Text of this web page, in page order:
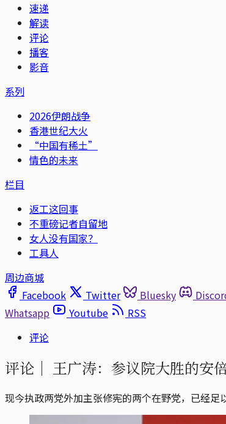
速递
解读
评论
播客
影音
系列
2026伊朗战争
香港世纪大火
“中国有稀土”
情色的未来
栏目
返工这回事
不重磅记者自留地
女人没有国家？
工具人
周边商城
Facebook
Twitter Bluesky
Whatsapp
Youtube
RSS
评论
评论｜ 王广涛：参议院大胜的安
现今执政两党外加主张修宪的两个在野党，已经足